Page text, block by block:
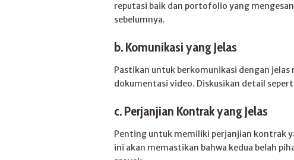
reputasi baik dan portofolio yang
sebelumnya.
b.Komunikasi yang Jelas
Pastikan untuk berkomunikasi dengan
dokumentasi video. Diskusikan detail
c.Perjanjian Kontrak yang Jelas
Penting untuk memiliki perjanjian kontrak
ini akan memastikan bahwa kedua belah